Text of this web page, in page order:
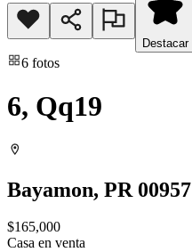
Destacar
6 fotos
6, Qq19
Bayamon, PR 00957
$165,000
Casa en venta